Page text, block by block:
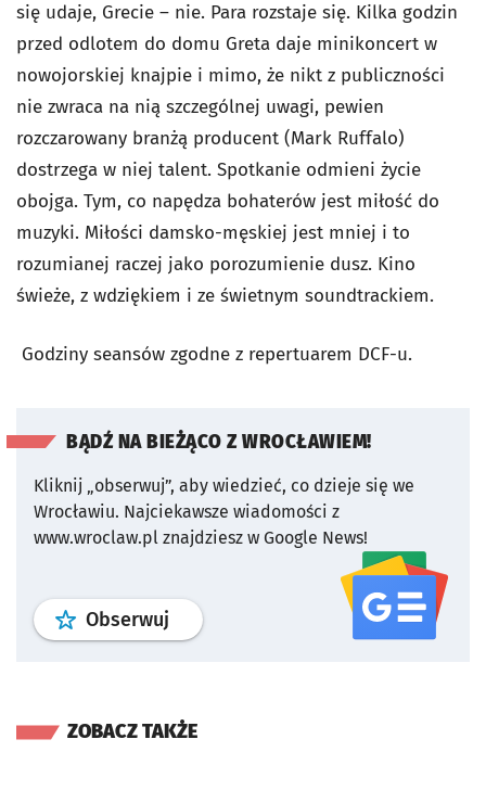
się udaje, Grecie – nie. Para rozstaje się. Kilka godzin
przed odlotem do domu Greta daje minikoncert w
nowojorskiej knajpie i mimo, że nikt z publiczności
nie zwraca na nią szczególnej uwagi, pewien
rozczarowany branżą producent (Mark Ruffalo)
dostrzega w niej talent. Spotkanie odmieni życie
obojga. Tym, co napędza bohaterów jest miłość do
muzyki. Miłości damsko-męskiej jest mniej i to
rozumianej raczej jako porozumienie dusz. Kino
świeże, z wdziękiem i ze świetnym soundtrackiem.
Godziny seansów zgodne z repertuarem DCF-u.
BĄDŹ NA BIEŻĄCO Z WROCŁAWIEM!
Kliknij „obserwuj”, aby wiedzieć, co dzieje się we
Wrocławiu. Najciekawsze wiadomości z
www.wroclaw.pl znajdziesz w Google News!
Obserwuj profil serwisu
ZOBACZ TAKŻE